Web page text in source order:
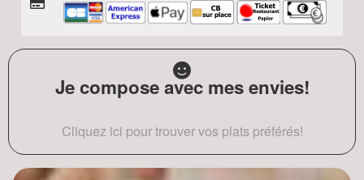
Je compose avec mes envies!
Cliquez ici pour trouver vos plats préférés!